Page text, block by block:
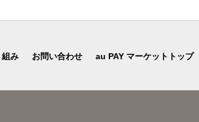
み お問い合わせ au PAY マーケットトップ